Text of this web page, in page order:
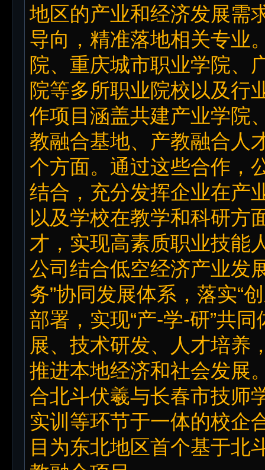
地区的产业和经济发展需
导向，精准落地相关专业
院、重庆城市职业学院、
院等多所职业院校以及行
作项目涵盖共建产业学院
教融合基地、产教融合人
个方面。通过这些合作，
结合，充分发挥企业在产
以及学校在教学和科研方
才，实现高素质职业技能
公司结合低空经济产业发
务”协同发展体系，落实“
部署，实现“产-学-研”共
展、技术研发、人才培养
推进本地经济和社会发展
合北斗伏羲与长春市技师
实训等环节于一体的校企
目为东北地区首个基于北